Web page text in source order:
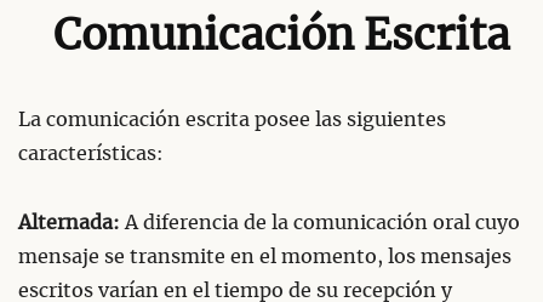
Comunicación Escrita
La comunicación escrita posee las siguientes
características:
Alternada: A diferencia de la comunicación oral cuyo
mensaje se transmite en el momento, los mensajes
escritos varían en el tiempo de su recepción y